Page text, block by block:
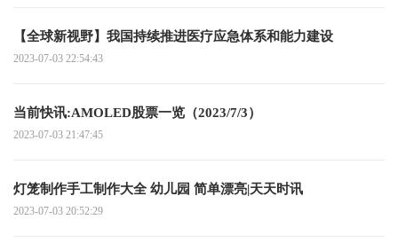
【全球新视野】我国持续推进医疗应急体系和能力建设
2023-07-03 22:54:43
当前快讯:AMOLED股票一览（2023/7/3）
2023-07-03 21:47:45
灯笼制作手工制作大全 幼儿园 简单漂亮|天天时讯
2023-07-03 20:52:29